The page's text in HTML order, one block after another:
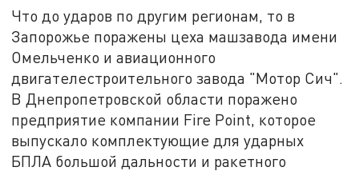
Что до ударов по другим регионам, то в
Запорожье поражены цеха машзавода имени
Омельченко и авиационного
двигателестроительного завода "Мотор Сич".
В Днепропетровской области поражено
предприятие компании Fire Point, которое
выпускало комплектующие для ударных
БПЛА большой дальности и ракетного